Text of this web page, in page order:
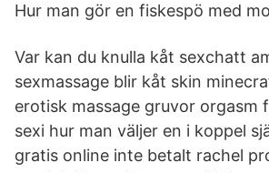
Hur man gör en fiskespö med
Var kan du knulla kåt sexchatt
sexmassage blir kåt skin
erotisk massage gruvor orgasm
sexi hur man väljer en i koppel
gratis online inte betalt rachel